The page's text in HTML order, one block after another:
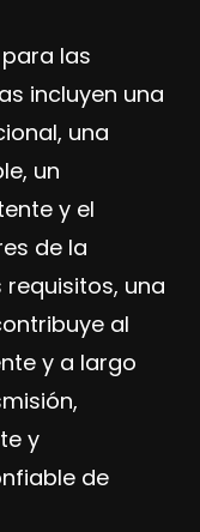
las
incluyen una
una
un
y el
de la
una
al
y a largo
y
de